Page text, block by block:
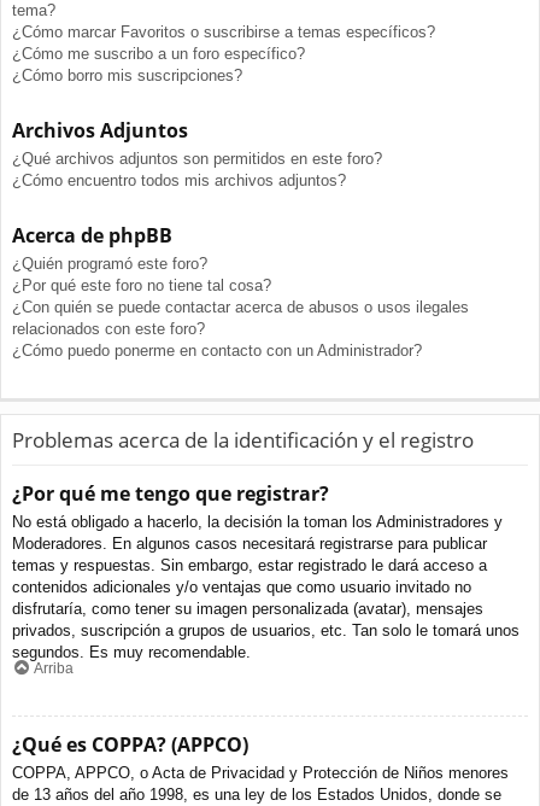
tema?
¿Cómo marcar Favoritos o suscribirse a temas específicos?
¿Cómo me suscribo a un foro específico?
¿Cómo borro mis suscripciones?
Archivos Adjuntos
¿Qué archivos adjuntos son permitidos en este foro?
¿Cómo encuentro todos mis archivos adjuntos?
Acerca de phpBB
¿Quién programó este foro?
¿Por qué este foro no tiene tal cosa?
¿Con quién se puede contactar acerca de abusos o usos ilegales
relacionados con este foro?
¿Cómo puedo ponerme en contacto con un Administrador?
Problemas acerca de la identificación y el registro
¿Por qué me tengo que registrar?
No está obligado a hacerlo, la decisión la toman los Administradores y
Moderadores. En algunos casos necesitará registrarse para publicar
temas y respuestas. Sin embargo, estar registrado le dará acceso a
contenidos adicionales y/o ventajas que como usuario invitado no
disfrutaría, como tener su imagen personalizada (avatar), mensajes
privados, suscripción a grupos de usuarios, etc. Tan solo le tomará unos
segundos. Es muy recomendable.
Arriba
¿Qué es COPPA? (APPCO)
COPPA, APPCO, o Acta de Privacidad y Protección de Niños menores
de 13 años del año 1998, es una ley de los Estados Unidos, donde se